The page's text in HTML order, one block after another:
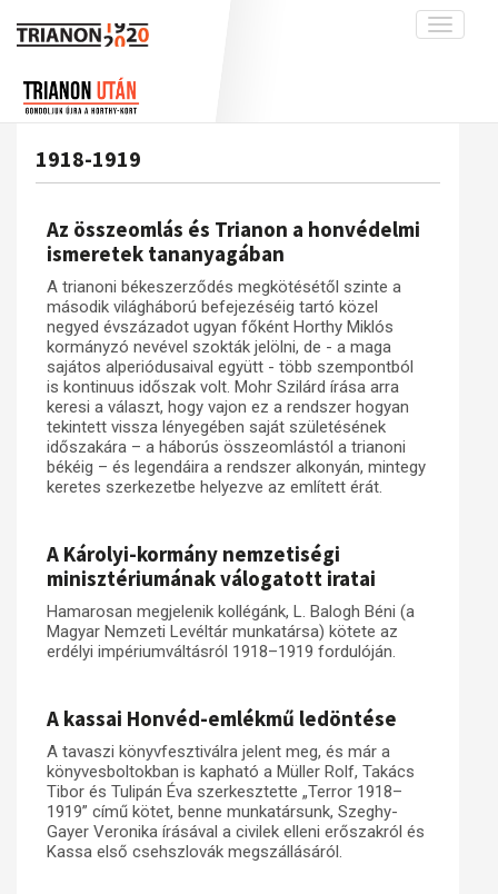
Toggle
A békerendszer megszilárdulása
Utókor és emlékezet
Adatbázis
Emlékművek (feltöltés alatt)
Menekültek
Visszhang
Publikációk
Kapcsolat
Trianon-kommentár
Dokumentumok
A trianoni szerződés
1918-1919
Az összeomlás és Trianon a honvédelmi
ismeretek tananyagában
A trianoni békeszerződés megkötésétől szinte a
második világháború befejezéséig tartó közel
negyed évszázadot ugyan főként Horthy Miklós
kormányzó nevével szokták jelölni, de - a maga
sajátos alperiódusaival együtt - több szempontból
is kontinuus időszak volt. Mohr Szilárd írása arra
keresi a választ, hogy vajon ez a rendszer hogyan
tekintett vissza lényegében saját születésének
időszakára – a háborús összeomlástól a trianoni
békéig – és legendáira a rendszer alkonyán, mintegy
keretes szerkezetbe helyezve az említett érát.
A Károlyi-kormány nemzetiségi
minisztériumának válogatott iratai
Hamarosan megjelenik kollégánk, L. Balogh Béni (a
Magyar Nemzeti Levéltár munkatársa) kötete az
erdélyi impériumváltásról 1918–1919 fordulóján.
A kassai Honvéd-emlékmű ledöntése
A tavaszi könyvfesztiválra jelent meg, és már a
könyvesboltokban is kapható a Müller Rolf, Takács
Tibor és Tulipán Éva szerkesztette „Terror 1918–
1919” című kötet, benne munkatársunk, Szeghy-
Gayer Veronika írásával a civilek elleni erőszakról és
Kassa első csehszlovák megszállásáról.